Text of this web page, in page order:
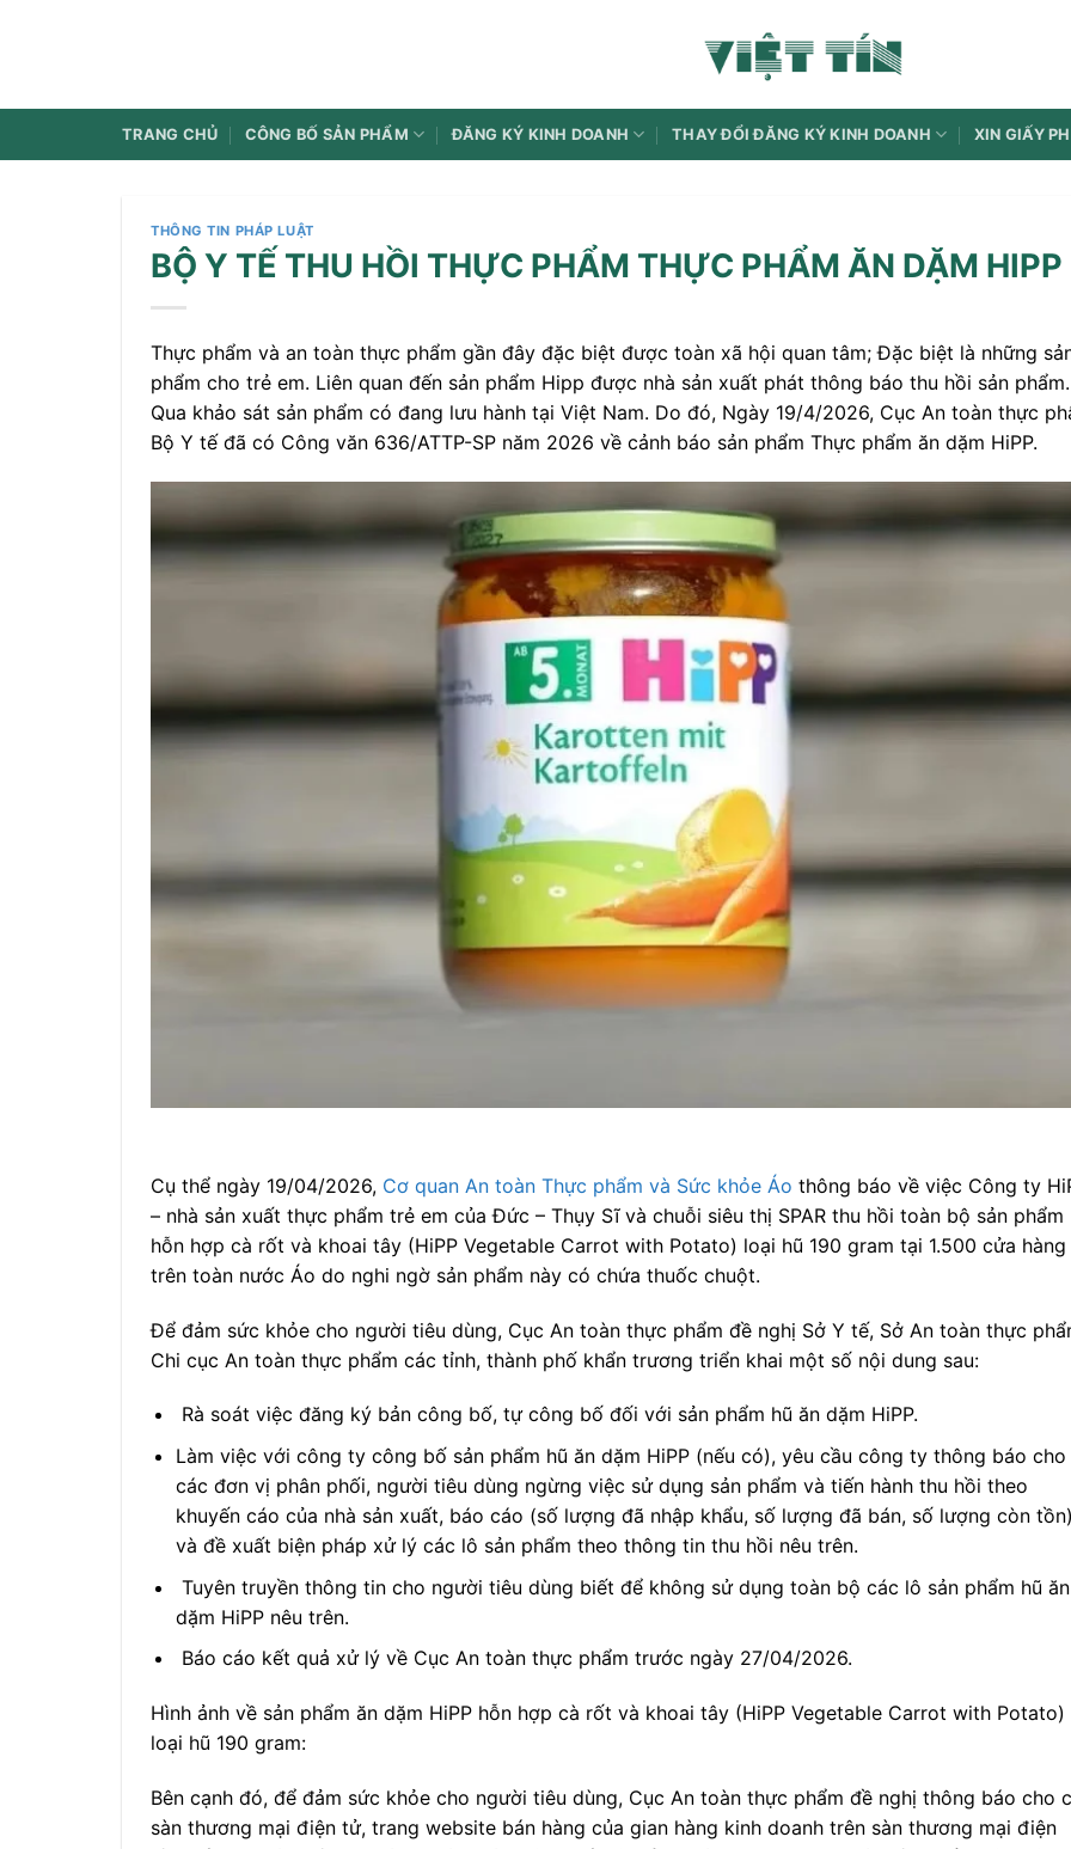
dung
TRANG CHỦ CÔNG BỐ SẢN PHẨM ĐĂNG KÝ KINH DOANH THAY ĐỔI ĐĂNG KÝ KINH DOANH XIN GIẤY
THÔNG TIN PHÁP LUẬT
BỘ Y TẾ THU HỒI THỰC PHẨM THỰC PHẨM ĂN DẶM HIPP
Thực phẩm và an toàn thực phẩm gần đây đặc biệt được toàn xã hội quan tâm; Đặc biệt là những
phẩm cho trẻ em. Liên quan đến sản phẩm Hipp được nhà sản xuất phát thông báo thu hồi sản phẩm.
Qua khảo sát sản phẩm có đang lưu hành tại Việt Nam. Do đó, Ngày 19/4/2026, Cục An toàn thực
Bộ Y tế đã có Công văn 636/ATTP-SP năm 2026 về cảnh báo sản phẩm Thực phẩm ăn dặm HiPP.
Cụ thể ngày 19/04/2026, Cơ quan An toàn Thực phẩm và Sức khỏe Áo thông báo về việc Công ty
– nhà sản xuất thực phẩm trẻ em của Đức – Thụy Sĩ và chuỗi siêu thị SPAR thu hồi toàn bộ sản phẩm
hỗn hợp cà rốt và khoai tây (HiPP Vegetable Carrot with Potato) loại hũ 190 gram tại 1.500 cửa hàng
trên toàn nước Áo do nghi ngờ sản phẩm này có chứa thuốc chuột.
Để đảm sức khỏe cho người tiêu dùng, Cục An toàn thực phẩm đề nghị Sở Y tế, Sở An toàn thực
Chi cục An toàn thực phẩm các tỉnh, thành phố khẩn trương triển khai một số nội dung sau:
Rà soát việc đăng ký bản công bố, tự công bố đối với sản phẩm hũ ăn dặm HiPP.
Làm việc với công ty công bố sản phẩm hũ ăn dặm HiPP (nếu có), yêu cầu công ty thông báo cho
các đơn vị phân phối, người tiêu dùng ngừng việc sử dụng sản phẩm và tiến hành thu hồi theo
khuyến cáo của nhà sản xuất, báo cáo (số lượng đã nhập khẩu, số lượng đã bán, số lượng còn tồn)
và đề xuất biện pháp xử lý các lô sản phẩm theo thông tin thu hồi nêu trên.
Tuyên truyền thông tin cho người tiêu dùng biết để không sử dụng toàn bộ các lô sản phẩm hũ ăn
dặm HiPP nêu trên.
Báo cáo kết quả xử lý về Cục An toàn thực phẩm trước ngày 27/04/2026.
Hình ảnh về sản phẩm ăn dặm HiPP hỗn hợp cà rốt và khoai tây (HiPP Vegetable Carrot with Potato)
loại hũ 190 gram:
Bên cạnh đó, để đảm sức khỏe cho người tiêu dùng, Cục An toàn thực phẩm đề nghị thông báo cho
sàn thương mại điện tử, trang website bán hàng của gian hàng kinh doanh trên sàn thương mại điện